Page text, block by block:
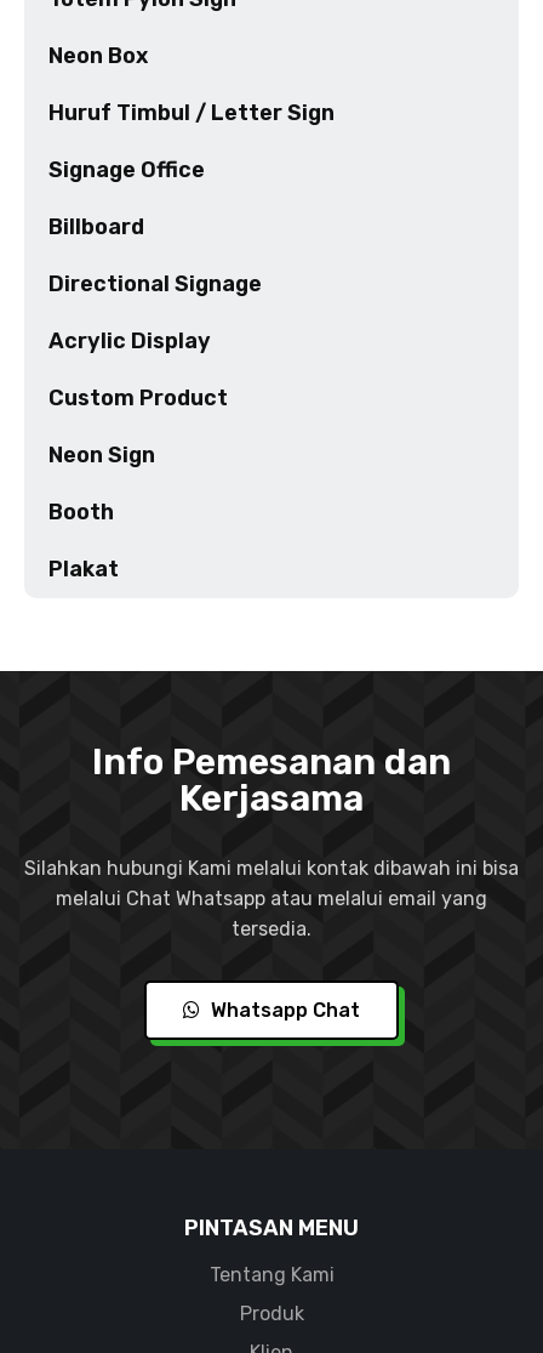
Neon Box
Huruf Timbul / Letter Sign
Signage Office
Billboard
Directional Signage
Acrylic Display
Custom Product
Neon Sign
Booth
Plakat
Info Pemesanan dan
Kerjasama
Silahkan hubungi Kami melalui kontak dibawah ini bisa
melalui Chat Whatsapp atau melalui email yang
tersedia.
Whatsapp Chat
PINTASAN MENU
Tentang Kami
Produk